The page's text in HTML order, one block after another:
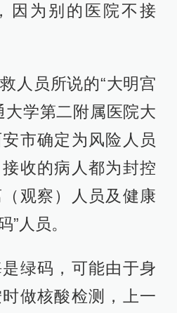
因为别的医院不接
人员所说的“大明宫
大学第二附属医院大
市确定为风险人员
收的病人都为封控
观察）人员及健康
”人员。
绿码，可能由于身
做核酸检测，上一